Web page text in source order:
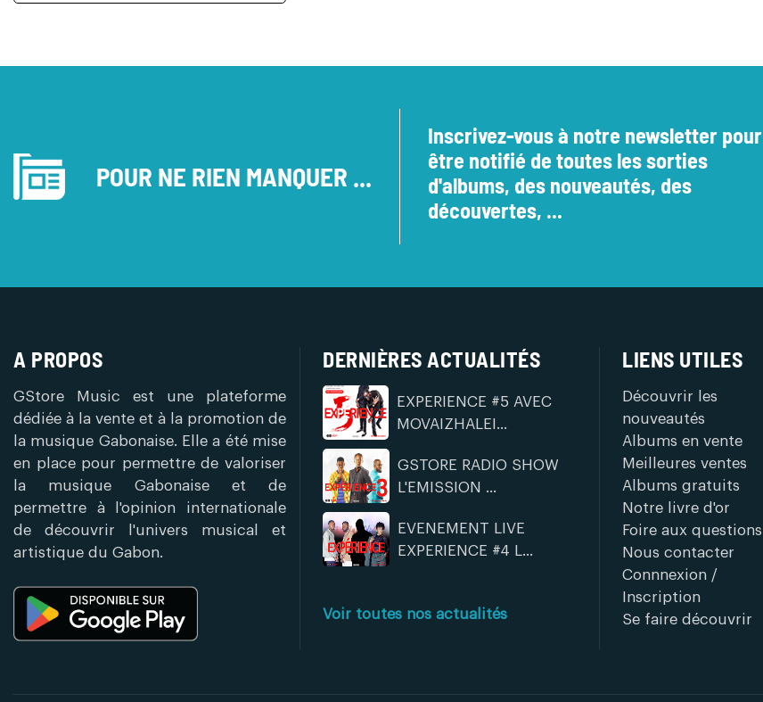
POUR NE RIEN MANQUER ...
Inscrivez-vous à notre newsletter pour
être notifié de toutes les sorties
d'albums, des nouveautés, des
découvertes, ...
A PROPOS
GStore Music est une plateforme
dédiée à la vente et à la promotion de
la musique Gabonaise. Elle a été mise
en place pour permettre de valoriser
la musique Gabonaise et de
permettre à l'opinion internationale
de découvrir l'univers musical et
artistique du Gabon.
DERNIÈRES ACTUALITÉS
EXPERIENCE #5 AVEC
MOVAIZHALEI...
GSTORE RADIO SHOW
L'EMISSION ...
EVENEMENT LIVE
EXPERIENCE #4 L...
Voir toutes nos actualités
LIENS UTILES
Découvrir les
nouveautés
Albums en vente
Meilleures ventes
Albums gratuits
Notre livre d'or
Foire aux questions
Nous contacter
Connnexion /
Inscription
Se faire découvrir